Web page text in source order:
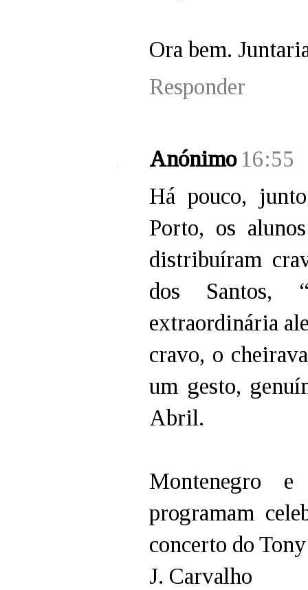
Ora bem.
Responder
Anónimo 16:55
Há pouco,
Porto, os
distribuíram
dos Santos,
extraordinária
cravo, o
um gesto,
Abril.
Montenegro
programam
concerto do
J. Carvalho